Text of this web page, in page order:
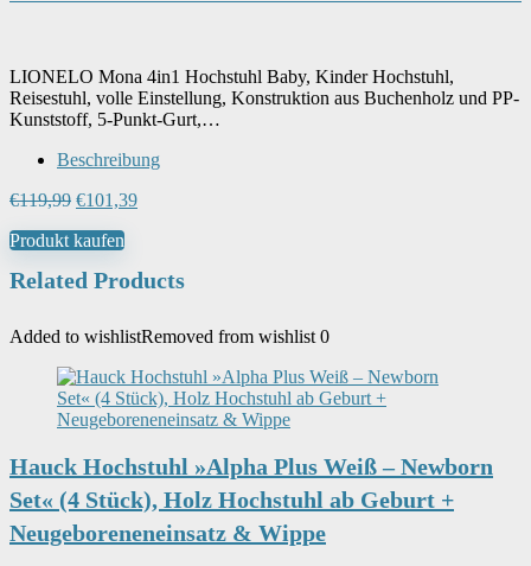
LIONELO Mona 4in1 Hochstuhl Baby, Kinder Hochstuhl,
Reisestuhl, volle Einstellung, Konstruktion aus Buchenholz und PP-
Kunststoff, 5-Punkt-Gurt,…
Beschreibung
€119,99 Ursprünglicher
war:
€101,39Aktueller
Produkt kaufen
Related Products
Added to wishlistRemoved from wishlist 0
Hauck Hochstuhl »Alpha Plus Weiß – Newborn
Set« (4 Stück), Holz Hochstuhl ab Geburt +
Neugeboreneneinsatz & Wippe